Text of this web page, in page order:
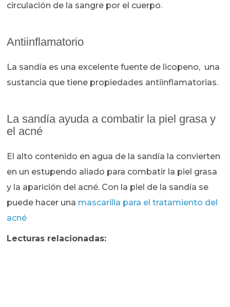
circulación de la sangre por el cuerpo.
Antiinflamatorio
La sandía es una excelente fuente de licopeno, una
sustancia que tiene propiedades antiinflamatorias.
La sandía ayuda a combatir la piel grasa y
el acné
El alto contenido en agua de la sandía la convierten
en un estupendo aliado para combatir la piel grasa
y la aparición del acné. Con la piel de la sandía se
puede hacer una mascarilla para el tratamiento del
acné
Lecturas relacionadas: